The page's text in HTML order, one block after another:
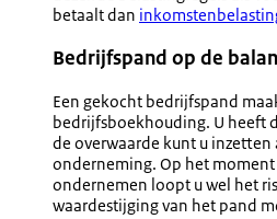
betaalt dan
Bedrijfspand op de
Een gekocht bedrijfspand
bedrijfsboekhouding. U heeft
de overwaarde kunt u
onderneming. Op het
ondernemen loopt u wel het
waardestijging van het pand